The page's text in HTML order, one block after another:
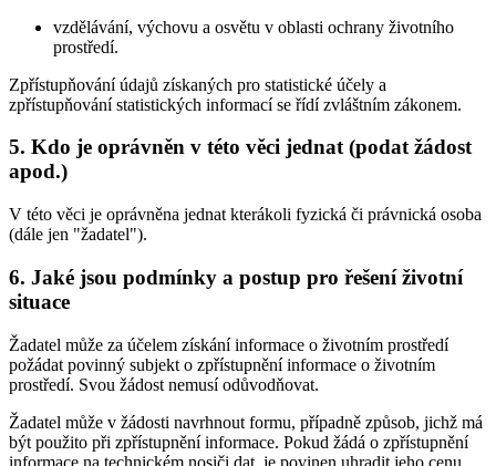
vzdělávání, výchovu a osvětu v oblasti ochrany životního
prostředí.
Zpřístupňování údajů získaných pro statistické účely a
zpřístupňování statistických informací se řídí zvláštním zákonem.
5. Kdo je oprávněn v této věci jednat (podat žádost
apod.)
V této věci je oprávněna jednat kterákoli fyzická či právnická osoba
(dále jen "žadatel").
6. Jaké jsou podmínky a postup pro řešení životní
situace
Žadatel může za účelem získání informace o životním prostředí
požádat povinný subjekt o zpřístupnění informace o životním
prostředí. Svou žádost nemusí odůvodňovat.
Žadatel může v žádosti navrhnout formu, případně způsob, jichž má
být použito při zpřístupnění informace. Pokud žádá o zpřístupnění
informace na technickém nosiči dat, je povinen uhradit jeho cenu